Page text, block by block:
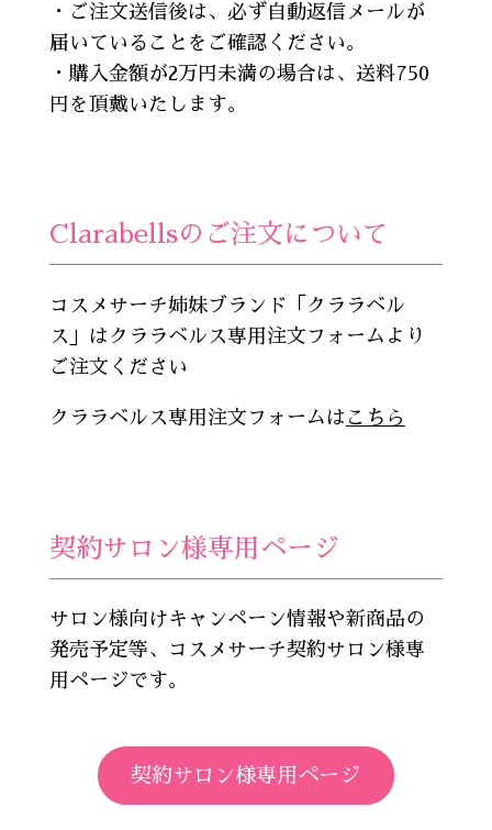
・ご注文送信後は、必ず自動返信メールが
届いていることをご確認ください。
・購入金額が2万円未満の場合は、送料750
円を頂戴いたします。
Clarabellsのご注文について
コスメサーチ姉妹ブランド「クララベル
ス」はクララベルス専用注文フォームより
ご注文ください
クララベルス専用注文フォームは こちら
契約サロン様専用ページ
サロン様向けキャンペーン情報や新商品の
発売予定等、コスメサーチ契約サロン様専
用ページです。
契約サロン様専用ページ